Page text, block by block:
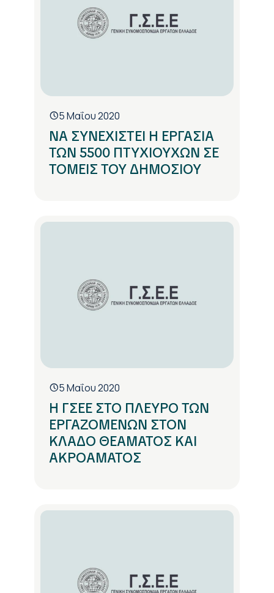
5 Μαΐου 2020
ΝΑ ΣΥΝΕΧΙΣΤΕΙ Η ΕΡΓΑΣΙΑ
ΤΩΝ 5500 ΠΤΥΧΙΟΥΧΩΝ ΣΕ
ΤΟΜΕΙΣ ΤΟΥ ΔΗΜΟΣΙΟΥ
5 Μαΐου 2020
Η ΓΣΕΕ ΣΤΟ ΠΛΕΥΡΟ ΤΩΝ
ΕΡΓΑΖΟΜΕΝΩΝ ΣΤΟΝ
ΚΛΑΔΟ ΘΕΑΜΑΤΟΣ ΚΑΙ
ΑΚΡΟΑΜΑΤΟΣ